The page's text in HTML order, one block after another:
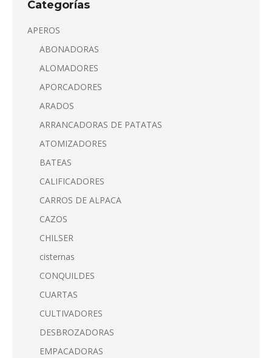
Categorías
APEROS
ABONADORAS
ALOMADORES
APORCADORES
ARADOS
ARRANCADORAS DE PATATAS
ATOMIZADORES
BATEAS
CALIFICADORES
CARROS DE ALPACA
CAZOS
CHILSER
cisternas
CONQUILDES
CUARTAS
CULTIVADORES
DESBROZADORAS
EMPACADORAS